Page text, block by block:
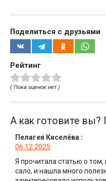
Поделиться с друзьями
Рейтинг
( Пока оценок нет )
А как готовите вы?
Пелагея Киселёва :
06.12.2025
Я прочитала статью о
сало, и нашла много